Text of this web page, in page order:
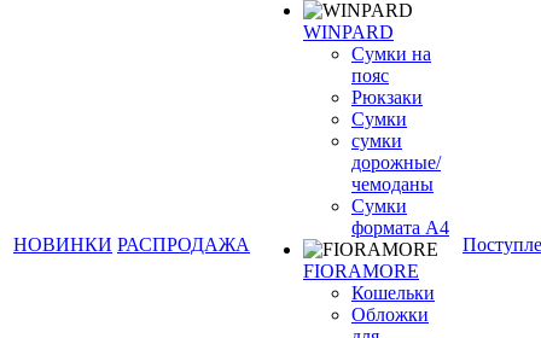
НОВИНКИ РАСПРОДАЖА
WINPARD
Сумки на
пояс
Рюкзаки
Сумки
сумки
дорожные/
чемоданы
Сумки
формата А4
FIORAMORE
Кошельки
Обложки